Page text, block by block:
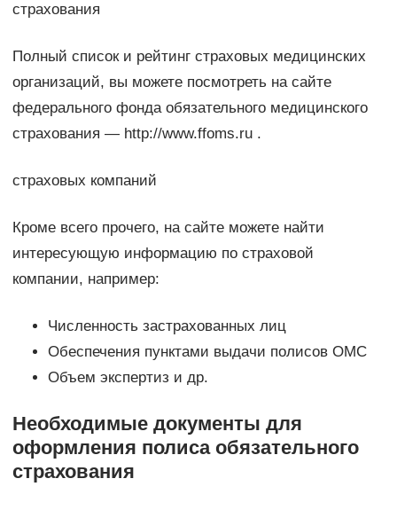
страхования
Полный список и рейтинг страховых медицинских
организаций, вы можете посмотреть на сайте
федерального фонда обязательного медицинского
страхования — http://www.ffoms.ru .
страховых компаний
Кроме всего прочего, на сайте можете найти
интересующую информацию по страховой
компании, например:
Численность застрахованных лиц
Обеспечения пунктами выдачи полисов ОМС
Объем экспертиз и др.
Необходимые документы для
оформления полиса обязательного
страхования